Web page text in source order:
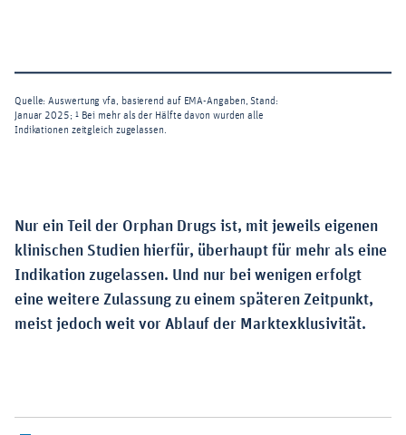
Nur ein Teil der Orphan Drugs ist, mit jeweils eigenen
klinischen Studien hierfür, überhaupt für mehr als eine
Indikation zugelassen. Und nur bei wenigen erfolgt
eine weitere Zulassung zu einem späteren Zeitpunkt,
meist jedoch weit vor Ablauf der Marktexklusivität.